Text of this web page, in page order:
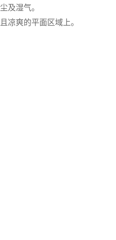
及湿气。
凉爽的平面区域上。